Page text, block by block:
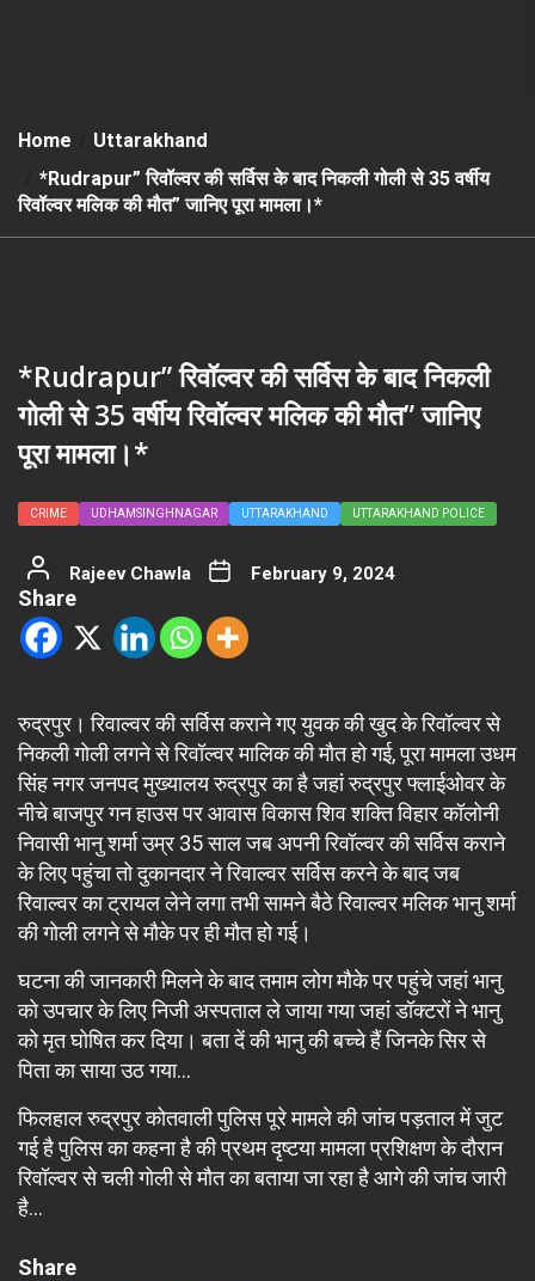
Home
Uttarakhand
*Rudrapur” रिवॉल्वर की सर्विस के बाद निकली गोली से 35 वर्षीय
रिवॉल्वर मलिक की मौत” जानिए पूरा मामला।*
*Rudrapur” रिवॉल्वर की सर्विस के बाद निकली
गोली से 35 वर्षीय रिवॉल्वर मलिक की मौत” जानिए
पूरा मामला।*
CRIME UDHAMSINGHNAGAR UTTARAKHAND UTTARAKHAND POLICE
Rajeev Chawla February 9, 2024
Share
रुद्रपुर। रिवाल्वर की सर्विस कराने गए युवक की खुद के रिवॉल्वर से
निकली गोली लगने से रिवॉल्वर मालिक की मौत हो गई, पूरा मामला उधम
सिंह नगर जनपद मुख्यालय रुद्रपुर का है जहां रुद्रपुर फ्लाईओवर के
नीचे बाजपुर गन हाउस पर आवास विकास शिव शक्ति विहार कॉलोनी
निवासी भानु शर्मा उम्र 35 साल जब अपनी रिवॉल्वर की सर्विस कराने
के लिए पहुंचा तो दुकानदार ने रिवाल्वर सर्विस करने के बाद जब
रिवाल्वर का ट्रायल लेने लगा तभी सामने बैठे रिवाल्वर मलिक भानु शर्मा
की गोली लगने से मौके पर ही मौत हो गई।
घटना की जानकारी मिलने के बाद तमाम लोग मौके पर पहुंचे जहां भानु
को उपचार के लिए निजी अस्पताल ले जाया गया जहां डॉक्टरों ने भानु
को मृत घोषित कर दिया। बता दें की भानु की बच्चे हैं जिनके सिर से
पिता का साया उठ गया…
फिलहाल रुद्रपुर कोतवाली पुलिस पूरे मामले की जांच पड़ताल में जुट
गई है पुलिस का कहना है की प्रथम दृष्टया मामला प्रशिक्षण के दौरान
रिवॉल्वर से चली गोली से मौत का बताया जा रहा है आगे की जांच जारी
है…
Share